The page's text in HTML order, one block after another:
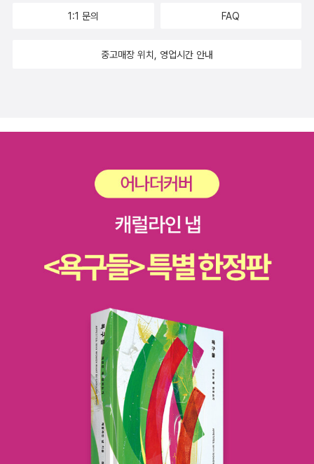
제 대망의!! 퀴즈대회 상품이 도착했습니다!! 아깝게 4위 했다고
고 한 권을 추가하여 결과적으로 2만 원을 훌쩍 넘기는 상품을 주
끼워져 있던 엽서에는 앤드루 포터의 메시지가 있군요. 책도 예쁘
것 같습니다.틈틈이 독서를 즐겨야겠어요. 서친님들도 즐독하세
1:1 문의 FAQ
중고매장 위치, 영업시간 안내